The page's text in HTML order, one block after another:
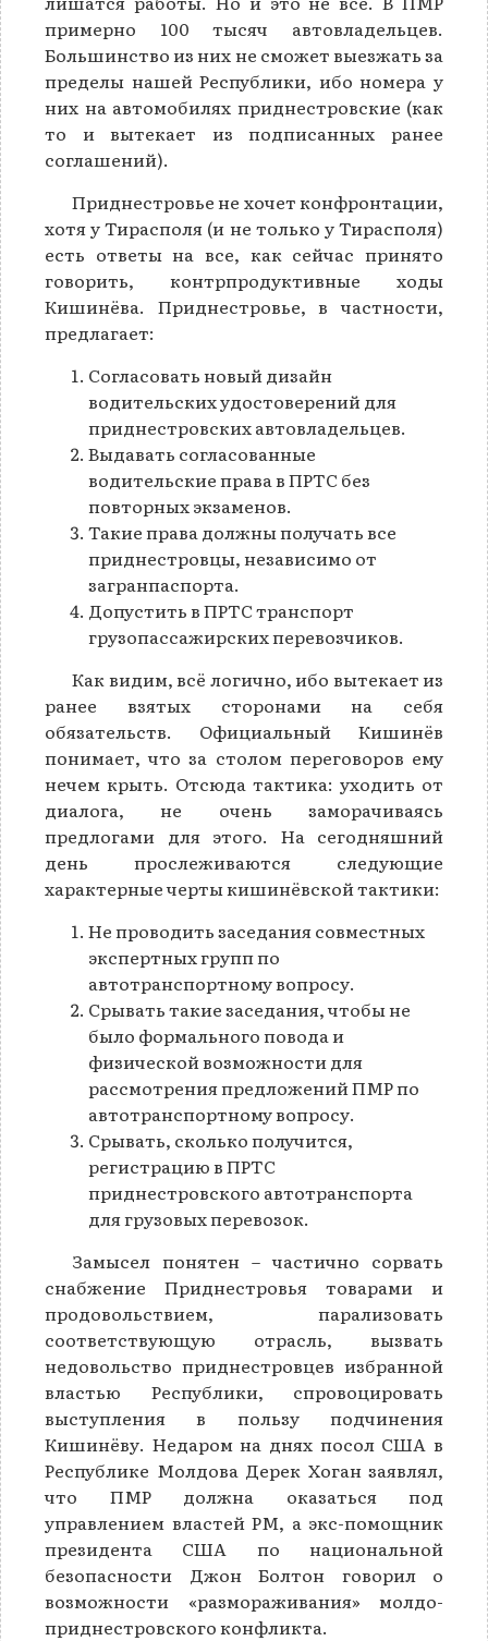
примерно 100 тысяч автовладельцев.
Большинство из них не сможет выезжать за
пределы нашей Республики, ибо номера у
них на автомобилях приднестровские (как
то и вытекает из подписанных ранее
соглашений).
Приднестровье не хочет конфронтации,
хотя у Тирасполя (и не только у Тирасполя)
есть ответы на все, как сейчас принято
говорить, контрпродуктивные ходы
Кишинёва. Приднестровье, в частности,
предлагает:
Согласовать новый дизайн
водительских удостоверений для
приднестровских автовладельцев.
Выдавать согласованные
водительские права в ПРТС без
повторных экзаменов.
Такие права должны получать все
приднестровцы, независимо от
загранпаспорта.
Допустить в ПРТС транспорт
грузопассажирских перевозчиков.
Как видим, всё логично, ибо вытекает из
ранее взятых сторонами на себя
обязательств. Официальный Кишинёв
понимает, что за столом переговоров ему
нечем крыть. Отсюда тактика: уходить от
диалога, не очень заморачиваясь
предлогами для этого. На сегодняшний
день прослеживаются следующие
характерные черты кишинёвской тактики:
Не проводить заседания совместных
экспертных групп по
автотранспортному вопросу.
Срывать такие заседания, чтобы не
было формального повода и
физической возможности для
рассмотрения предложений ПМР по
автотранспортному вопросу.
Срывать, сколько получится,
регистрацию в ПРТС
приднестровского автотранспорта
для грузовых перевозок.
Замысел понятен – частично сорвать
снабжение Приднестровья товарами и
продовольствием, парализовать
соответствующую отрасль, вызвать
недовольство приднестровцев избранной
властью Республики, спровоцировать
выступления в пользу подчинения
Кишинёву. Недаром на днях посол США в
Республике Молдова Дерек Хоган заявлял,
что ПМР должна оказаться под
управлением властей РМ, а экс-помощник
президента США по национальной
безопасности Джон Болтон говорил о
возможности «размораживания» молдо-
приднестровского конфликта.